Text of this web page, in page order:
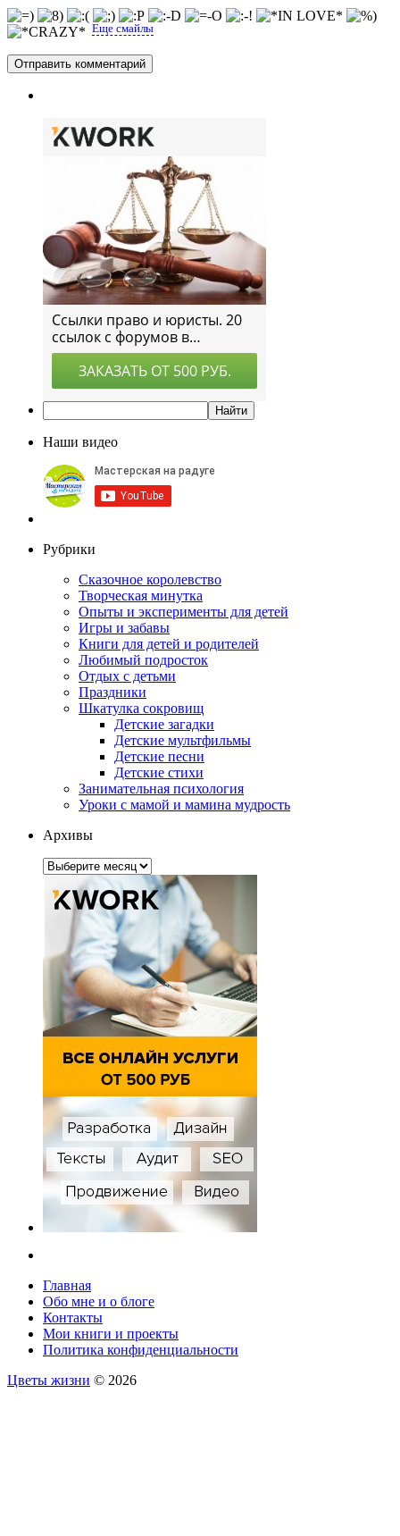
Еще смайлы
Наши видео
Рубрики
Сказочное королевство
Творческая минутка
Опыты и эксперименты для детей
Игры и забавы
Книги для детей и родителей
Любимый подросток
Отдых с детьми
Праздники
Шкатулка сокровищ
Детские загадки
Детские мультфильмы
Детские песни
Детские стихи
Занимательная психология
Уроки с мамой и мамина мудрость
Архивы
Архивы
Главная
Обо мне и о блоге
Контакты
Мои книги и проекты
Политика конфиденциальности
Цветы жизни © 2026